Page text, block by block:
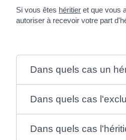
Si vous êtes héritier et que vous
autoriser à recevoir votre part
Dans quels cas un
Dans quels cas
Dans quels cas